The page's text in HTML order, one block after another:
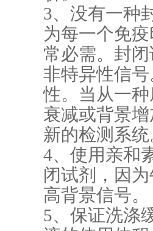
3、没有一种
为每一个免
常必需。封
非特异性信
性。当从一
衰减或背景
新的检测系
4、使用亲和
闭试剂，因
高背景信号。
5、保证洗涤